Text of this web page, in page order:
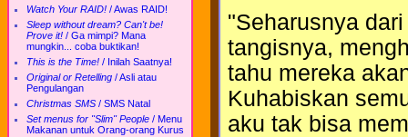
Watch Your RAID! /Awas RAID!
Sleep without dream? Can't be!
Prove it! / Ga mimpi? Mana
mungkin... coba buktikan!
This is the Time! / Inilah Saatnya!
Original or Retelling /Asli atau
Pengulangan
Christmas SMS / SMS Natal
Set menus for "Slim" People / Menu
Makanan untuk Orang-orang Kurus
"Seharusnya
tangisnya,
tahu mereka
Kuhabiskan
aku tak bisa